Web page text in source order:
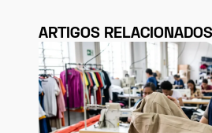
ARTIGOS